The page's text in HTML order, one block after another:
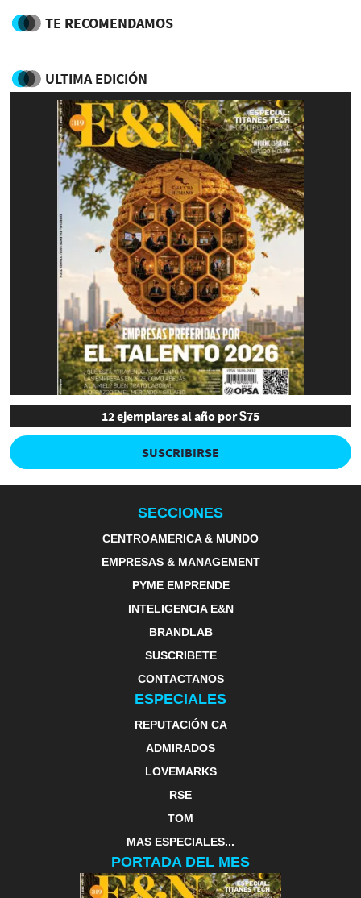
TE RECOMENDAMOS
ULTIMA EDICIÓN
12 ejemplares al año por $75
SUSCRIBIRSE
SECCIONES
CENTROAMERICA & MUNDO
EMPRESAS & MANAGEMENT
PYME EMPRENDE
INTELIGENCIA E&N
BRANDLAB
SUSCRIBETE
CONTACTANOS
ESPECIALES
REPUTACIÓN CA
ADMIRADOS
LOVEMARKS
RSE
TOM
MAS ESPECIALES...
PORTADA DEL MES